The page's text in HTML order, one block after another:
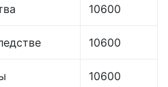
10600
10600
10600